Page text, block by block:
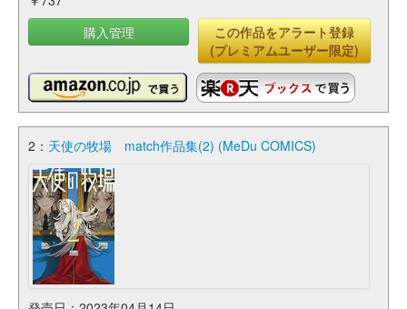
購入管理
この作品をアラート登録
(プレミアムユーザー限定)
2： 天使の牧場 match作品集(2) (MeDu COMICS)